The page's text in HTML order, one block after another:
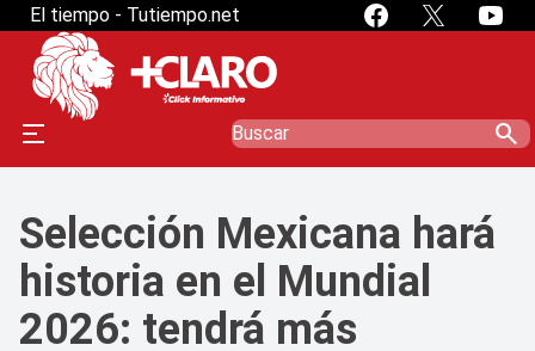
El tiempo - Tutiempo.net
search
Selección Mexicana hará
historia en el Mundial
2026: tendrá más